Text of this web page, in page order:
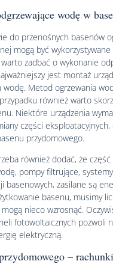
wodę w
do przenośnych basenów
mogą być wykorzystywane
zadbać o wykonanie
jest montaż
wodę. Metod ogrzewania
również warto
Niektóre urządzenia
części
przydomowego.
również dodać, że
pompy filtrujące,
basenowych, zasilane są
basenu, musimy
nieco wzrosnąć.
fotowoltaicznych pozwoli
elektryczną.
–